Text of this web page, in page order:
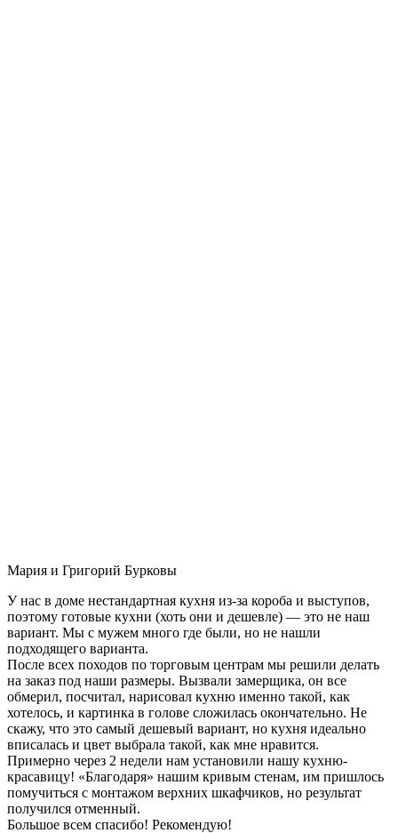
Мария и Григорий Бурковы
У нас в доме нестандартная кухня из-за короба и выступов,
поэтому готовые кухни (хоть они и дешевле) — это не наш
вариант. Мы с мужем много где были, но не нашли
подходящего варианта.
После всех походов по торговым центрам мы решили делать
на заказ под наши размеры. Вызвали замерщика, он все
обмерил, посчитал, нарисовал кухню именно такой, как
хотелось, и картинка в голове сложилась окончательно. Не
скажу, что это самый дешевый вариант, но кухня идеально
вписалась и цвет выбрала такой, как мне нравится.
Примерно через 2 недели нам установили нашу кухню-
красавицу! «Благодаря» нашим кривым стенам, им пришлось
помучиться с монтажом верхних шкафчиков, но результат
получился отменный.
Большое всем спасибо! Рекомендую!